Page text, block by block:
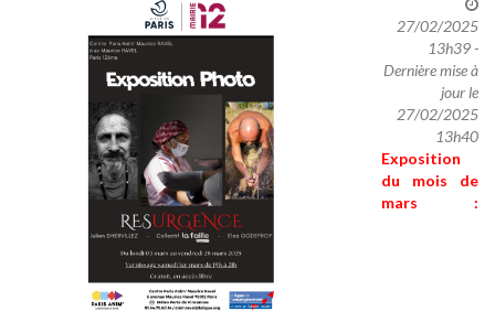
27/02/2025
13h39 -
Dernière mise à
jour le
27/02/2025
13h40
Exposition
du mois de
mars :